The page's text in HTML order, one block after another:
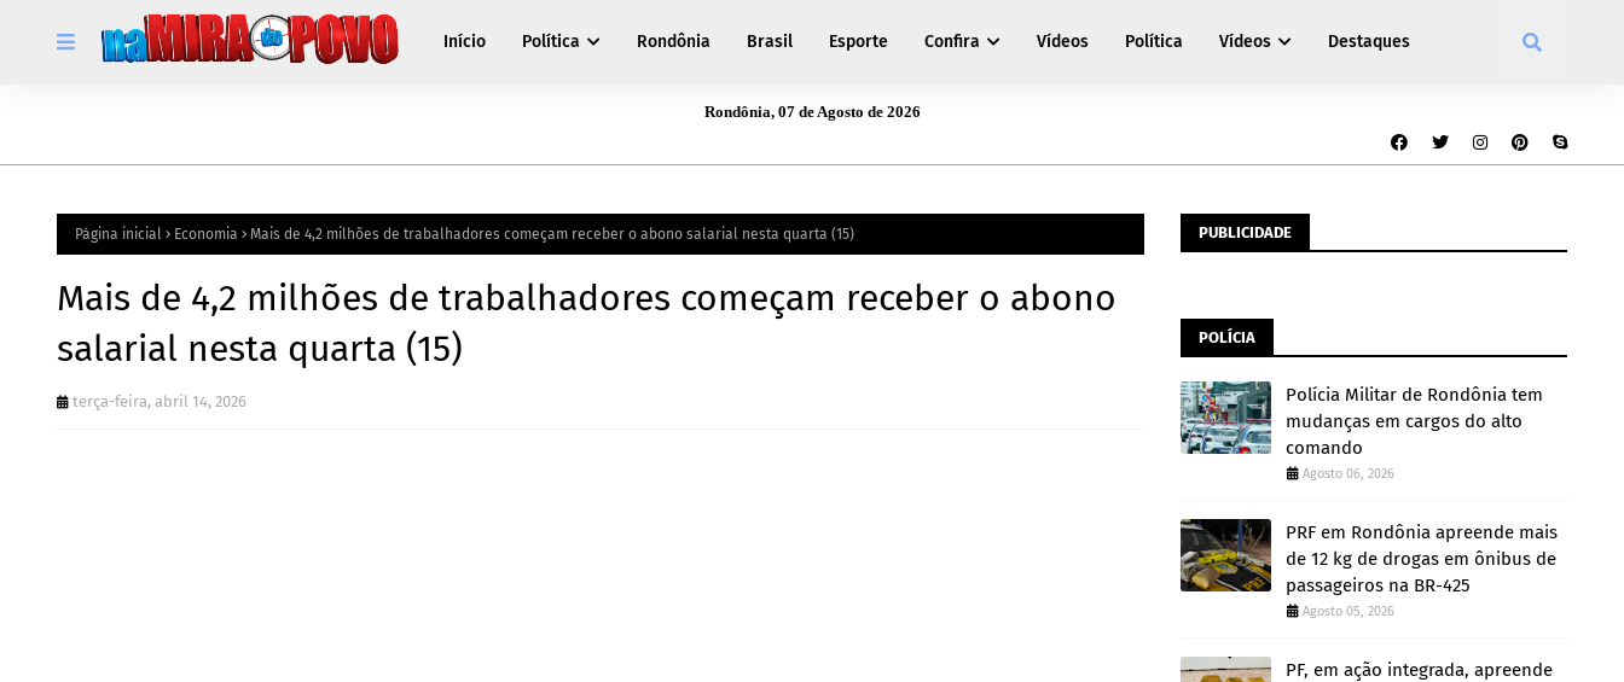
Início Política Rondônia Brasil Esporte Confira Vídeos Política Vídeos Destaques
Rondônia, 07 de Agosto de 2026
Página inicial Economia Mais de 4,2 milhões de trabalhadores começam receber o abono salarial nesta quarta (15)
Mais de 4,2 milhões de trabalhadores começam receber o abono
salarial nesta quarta (15)
terça-feira, abril 14, 2026
PUBLICIDADE
POLÍCIA
Polícia Militar de Rondônia tem
mudanças em cargos do alto
comando
Agosto 06, 2026
PRF em Rondônia apreende mais
de 12 kg de drogas em ônibus de
passageiros na BR-425
Agosto 05, 2026
PF, em ação integrada, apreende